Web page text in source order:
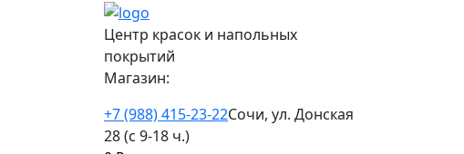
Центр красок и напольных
покрытий
Магазин:
+7 (988) 415-23-22Сочи, ул. Донская
28 (с 9-18 ч.)